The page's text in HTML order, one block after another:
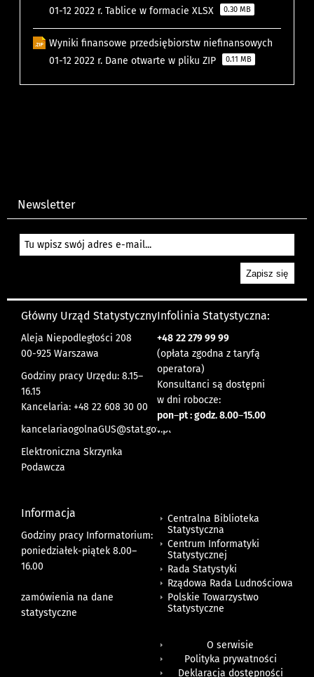
01-12 2022 r. Tablice w formacie XLSX
0.30 MB
Wyniki finansowe przedsiębiorstw niefinansowych
01-12 2022 r. Dane otwarte w pliku ZIP
0.11 MB
Newsletter
Główny Urząd Statystyczny
Aleja Niepodległości 208
00-925 Warszawa
Godziny pracy Urzędu: 8.15–
16.15
Kancelaria: +48 22 608 30 00
kancelariaogolnaGUS@stat.gov.pl
Elektroniczna Skrzynka
Podawcza
Infolinia Statystyczna:
+48 22 279 99 99
(opłata zgodna z taryfą
operatora)
Konsultanci są dostępni
w dni robocze:
pon–pt : godz. 8.00–15.00
Informacja
Godziny pracy Informatorium:
poniedziałek-piątek 8.00–
16.00
zamówienia na dane
statystyczne
Centralna Biblioteka
Statystyczna
Centrum Informatyki
Statystycznej
Rada Statystyki
Rządowa Rada Ludnościowa
Polskie Towarzystwo
Statystyczne
O serwisie
Polityka prywatności
Deklaracja dostępności